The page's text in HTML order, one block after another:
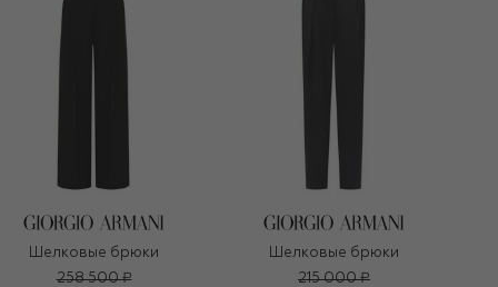
Шелковые брюки
258 500 ₽
Шелковые брюки
215 000 ₽